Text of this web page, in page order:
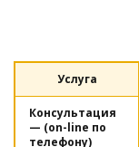
Услуга
Консультация
— (on-line по
телефону)